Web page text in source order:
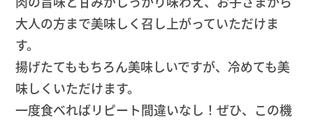
大人の方まで美味しく召し上がっていただけま
す。
揚げたてももちろん美味しいですが、冷めても美
味しくいただけます。
一度食べればリピート間違いなし！ぜひ、この機